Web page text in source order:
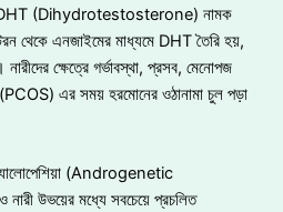
DHT (Dihydrotestosterone) নামক
থেকে এনজাইমের মাধ্যমে DHT তৈরি হয়,
ক্ষেত্রে গর্ভাবস্থা, প্রসব, মেনোপজ
এর সময় হরমোনের ওঠানামা চুল পড়া
(Androgenetic
উভয়ের মধ্যে সবচেয়ে প্রচলিত